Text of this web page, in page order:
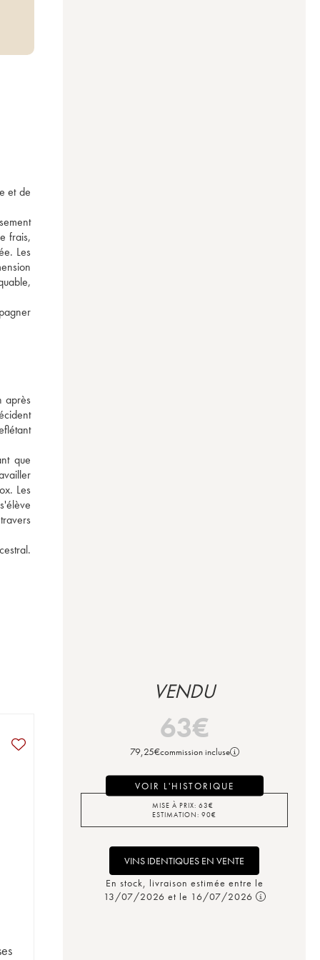
et de
frais,
Les
après
que
Les
VENDU
63€
79,25€commission incluse
VOIR L'HISTORIQUE
MISE À PRIX: 63€
ESTIMATION: 90€
VINS IDENTIQUES EN VENTE
En stock, livraison estimée entre le
13/07/2026 et le 16/07/2026